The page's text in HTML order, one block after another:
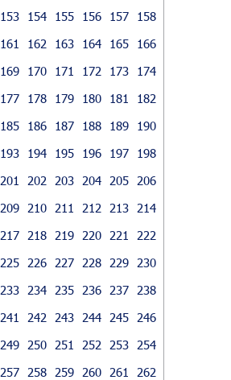
153 154 155 156 157
158
161 162 163 164 165
166
169 170 171 172 173
174
177 178 179 180 181
182
185 186 187 188 189
190
193 194 195 196 197
198
201 202 203 204 205
206
209 210 211 212 213
214
217 218 219 220 221
222
225 226 227 228 229
230
233 234 235 236 237
238
241 242 243 244 245
246
249 250 251 252 253
254
257 258 259 260 261
262